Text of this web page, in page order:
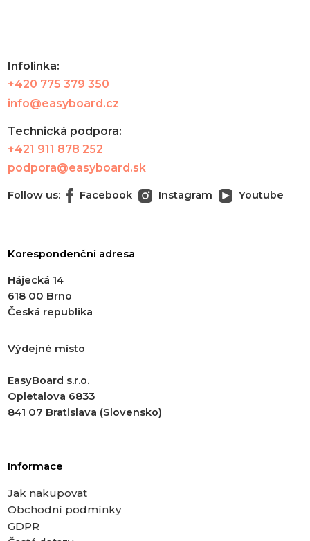
Infolinka:
+420 775 379 350
info@easyboard.cz
Technická podpora:
+421 911 878 252
podpora@easyboard.sk
Follow us: Facebook Instagram Youtube
Korespondenční adresa
Hájecká 14
618 00 Brno
Česká republika
Výdejné místo
EasyBoard s.r.o.
Opletalova 6833
841 07 Bratislava (Slovensko)
Informace
Jak nakupovat
Obchodní podmínky
GDPR